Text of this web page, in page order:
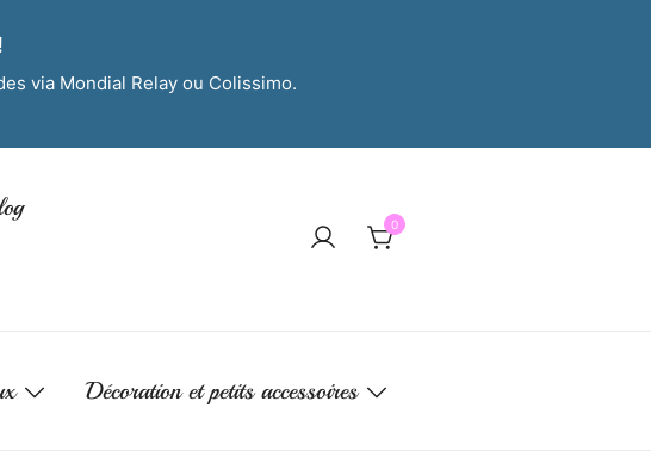
via Mondial Relay ou Colissimo.
0
Décoration et petits accessoires